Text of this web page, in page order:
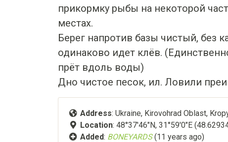
прикормку рыбы на некоторой
местах.
Берег напротив базы чистый, без
одинаково идет клёв.
прёт вдоль воды)
Дно чистое песок, ил. Ловили
Address: Ukraine, Kirovohrad Oblast,
Location: 48°37'46"N, 31°59'0"E
Added: BONEYARDS (11 years ago)